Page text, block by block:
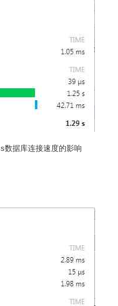
数据库连接速度的影响